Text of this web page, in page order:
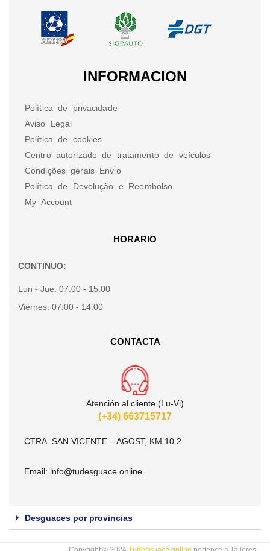
INFORMACION
Política de privacidade
Aviso Legal
Política de cookies
Centro autorizado de tratamento de veículos
Condições gerais Envio
Política de Devolução e Reembolso
My Account
HORARIO
CONTINUO:
Lun - Jue: 07:00 - 15:00
Viernes: 07:00 - 14:00
CONTACTA
Atención al cliente (Lu-Vi)
(+34) 663715717
CTRA. SAN VICENTE – AGOST, KM 10.2
Email: info@tudesguace.online
Desguaces por provincias